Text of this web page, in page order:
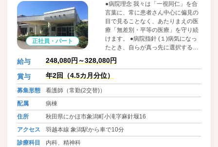
正社員・パート
●病院理念 我々は「一視同仁」を合
言葉に、常に患者さん中心に偏見の
目で見ることなく、あたりまえの医
療「無差別・平等の医療」を守り続
けます。 ●病院指針 (１)病気になっ
たとき、自らが真っ先に選択する、
安心して医療が受けられる病院づく
りに努めます。 (２)患者さんの人権
を尊重した医療をうけられるよう努
めます。 (３)全職員は、守秘義務を
給与 248,080円～328,080円
賞与 年2回（4.5カ月分位）
募集形態
看護師（常勤(2交替)）
配属
病棟
住所
秋田県にかほ市象潟町小滝字麻針堰16
アクセス
羽越本線 象潟駅から車で10分
診療科目
内科、精神科